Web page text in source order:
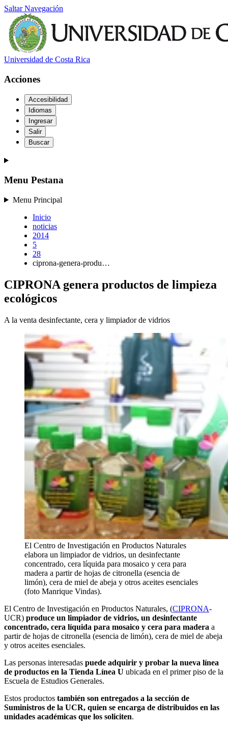
Saltar Navegación
Universidad de Costa Rica
Acciones
Accesibilidad
Idiomas
Ingresar
Salir
Buscar
Menu Pestana
Menu Principal
Inicio
noticias
2014
5
28
ciprona-genera-produ…
CIPRONA genera productos de limpieza
ecológicos
A la venta desinfectante, cera y limpiador de vidrios
El Centro de Investigación en Productos Naturales
elabora un limpiador de vidrios, un desinfectante
concentrado, cera líquida para mosaico y cera para
madera a partir de hojas de citronella (esencia de
limón), cera de miel de abeja y otros aceites esenciales
(foto Manrique Vindas).
El Centro de Investigación en Productos Naturales, (CIPRONA-
UCR) produce un limpiador de vidrios, un desinfectante
concentrado, cera líquida para mosaico y cera para madera a
partir de hojas de citronella (esencia de limón), cera de miel de abeja
y otros aceites esenciales.
Las personas interesadas puede adquirir y probar la nueva línea
de productos en la Tienda Línea U ubicada en el primer piso de la
Escuela de Estudios Generales.
Estos productos también son entregados a la sección de
Suministros de la UCR, quien se encarga de distribuidos en las
unidades académicas que los soliciten.